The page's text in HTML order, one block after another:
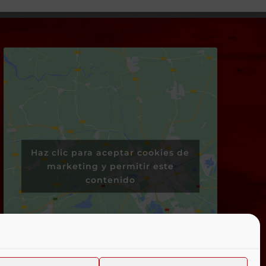
Haz clic para aceptar cookies de
marketing y permitir este
contenido